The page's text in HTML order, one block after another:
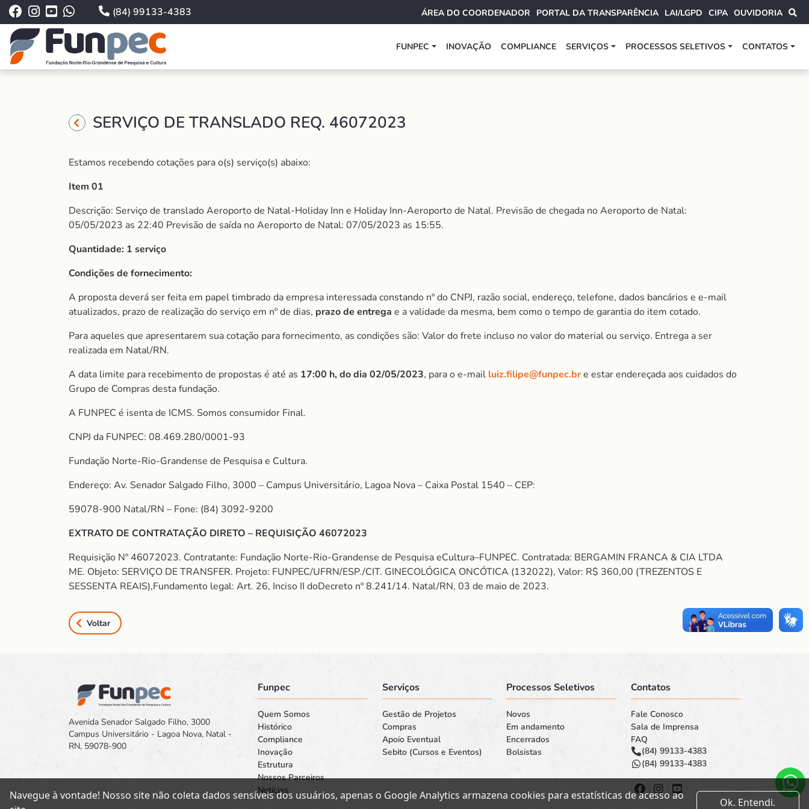
(84) 99133-4383 ÁREA DO COORDENADOR PORTAL DA TRANSPARÊNCIA LAI/LGPD CIPA OUVIDORIA
FUNPEC INOVAÇÃO COMPLIANCE SERVIÇOS PROCESSOS SELETIVOS CONTATOS
SERVIÇO DE TRANSLADO REQ. 46072023
Estamos recebendo cotações para o(s) serviço(s) abaixo:
Item 01
Descrição: Serviço de translado Aeroporto de Natal-Holiday Inn e Holiday Inn-Aeroporto de Natal. Previsão de chegada no Aeroporto de Natal:
05/05/2023 as 22:40 Previsão de saída no Aeroporto de Natal: 07/05/2023 as 15:55.
Quantidade: 1 serviço
Condições de fornecimento:
A proposta deverá ser feita em papel timbrado da empresa interessada constando nº do CNPJ, razão social, endereço, telefone, dados bancários e e-mail
atualizados, prazo de realização do serviço em nº de dias, prazo de entrega e a validade da mesma, bem como o tempo de garantia do item cotado.
Para aqueles que apresentarem sua cotação para fornecimento, as condições são: Valor do frete incluso no valor do material ou serviço. Entrega a ser
realizada em Natal/RN.
A data limite para recebimento de propostas é até as 17:00 h, do dia 02/05/2023, para o e-mail luiz.filipe@funpec.bre estar endereçada aos cuidados do
Grupo de Compras desta fundação.
A FUNPEC é isenta de ICMS. Somos consumidor Final.
CNPJ da FUNPEC: 08.469.280/0001-93
Fundação Norte-Rio-Grandense de Pesquisa e Cultura.
Endereço: Av. Senador Salgado Filho, 3000 – Campus Universitário, Lagoa Nova – Caixa Postal 1540 – CEP:
59078-900 Natal/RN – Fone: (84) 3092-9200
EXTRATO DE CONTRATAÇÃO DIRETO – REQUISIÇÃO 46072023
Requisição Nº 46072023. Contratante: Fundação Norte-Rio-Grandense de Pesquisa eCultura–FUNPEC. Contratada: BERGAMIN FRANCA & CIA LTDA
ME. Objeto: SERVIÇO DE TRANSFER. Projeto: FUNPEC/UFRN/ESP./CIT. GINECOLÓGICA ONCÓTICA (132022), Valor: R$ 360,00 (TREZENTOS E
SESSENTA REAIS),Fundamento legal: Art. 26, Inciso II doDecreto nº 8.241/14. Natal/RN, 03 de maio de 2023.
Voltar
Avenida Senador Salgado Filho, 3000
Campus Universitário - Lagoa Nova, Natal -
RN, 59078-900
Funpec
Quem Somos
Histórico
Compliance
Inovação
Estrutura
Nossos Parceiros
Notícias
Serviços
Gestão de Projetos
Compras
Apoio Eventual
Sebito (Cursos e Eventos)
Processos Seletivos
Novos
Em andamento
Encerrados
Bolsistas
Contatos
Fale Conosco
Sala de Imprensa
FAQ
(84) 99133-4383
(84) 99133-4383
Navegue à vontade! Nosso site não coleta dados sensíveis dos usuários, apenas o Google Analytics armazena cookies para estatísticas de acesso ao
Ok. Entendi.